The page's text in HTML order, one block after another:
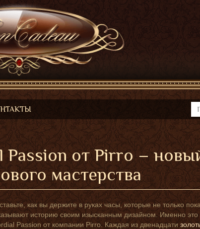
от Pirro –
мастерства
как вы держите в руках часы, которые не только
историю своим изысканным дизайном. Именно это
Passion от компании Pirro. Каждая из двенадцати